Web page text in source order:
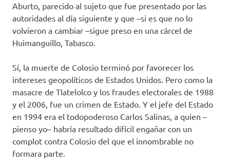
Aburto, parecido al sujeto que fue presentado por las
autoridades al día siguiente y que –si es que no lo
volvieron a cambiar –sigue preso en una cárcel de
Huimanguillo, Tabasco.
Sí, la muerte de Colosio terminó por favorecer los
intereses geopolíticos de Estados Unidos. Pero como la
masacre de Tlatelolco y los fraudes electorales de 1988
y el 2006, fue un crimen de Estado. Y el jefe del Estado
en 1994 era el todopoderoso Carlos Salinas, a quien –
pienso yo– habría resultado difícil engañar con un
complot contra Colosio del que el innombrable no
formara parte.